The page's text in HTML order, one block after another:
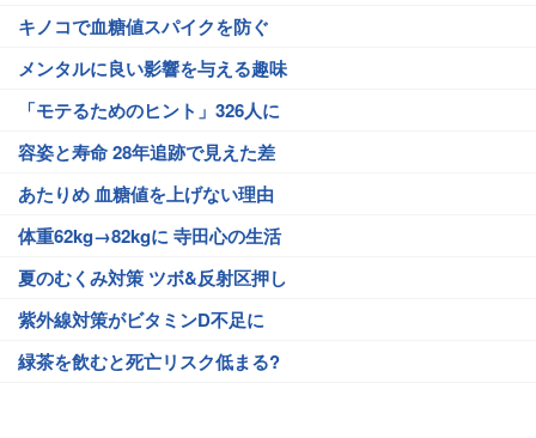
キノコで血糖値スパイクを防ぐ
メンタルに良い影響を与える趣味
「モテるためのヒント」326人に
容姿と寿命 28年追跡で見えた差
あたりめ 血糖値を上げない理由
体重62kg→82kgに 寺田心の生活
夏のむくみ対策 ツボ&反射区押し
紫外線対策がビタミンD不足に
緑茶を飲むと死亡リスク低まる?